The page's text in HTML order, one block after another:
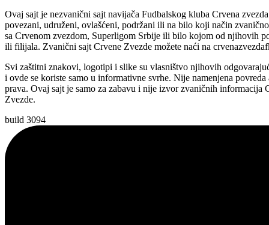
Ovaj sajt je nezvanični sajt navijača Fudbalskog kluba Crvena
povezani, udruženi, ovlašćeni, podržani ili na bilo koji način
sa Crvenom zvezdom, Superligom Srbije ili bilo kojom od njihovih
ili filijala. Zvanični sajt Crvene Zvezde možete naći na
Svi zaštitni znakovi, logotipi i slike su vlasništvo njihovih
i ovde se koriste samo u informativne svrhe. Nije namenjena povreda
prava. Ovaj sajt je samo za zabavu i nije izvor zvaničnih informacija
Zvezde.
build 3094